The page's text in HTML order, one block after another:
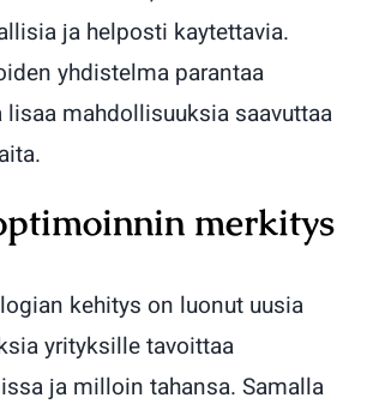
ja helposti kaytettavia.
yhdistelma parantaa
lisaa mahdollisuuksia saavuttaa
merkitys
kehitys on luonut uusia
yrityksille tavoittaa
ja milloin tahansa. Samalla